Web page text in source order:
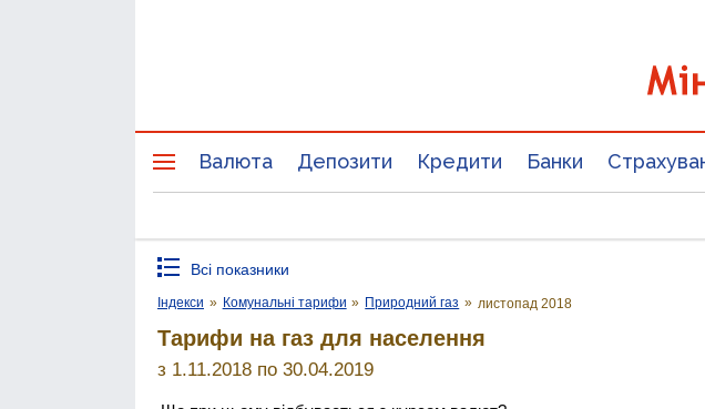
Валюта Депозити Кредити Банки
Всі показники
Індекси » Комунальні тарифи » Природний газ » листопад 2018
Тарифи на газ для населення
з 1.11.2018 по 30.04.2019